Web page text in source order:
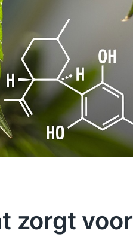
zorgt voor